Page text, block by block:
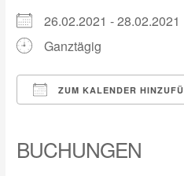
26.02.2021 - 28.02.2021
Ganztägig
ZUM KALENDER
BUCHUNGEN